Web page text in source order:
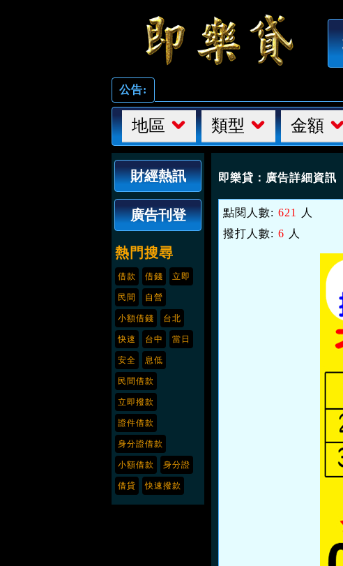
「
公告:
地區 類型 金額
財經熱訊
廣告刊登
熱門搜尋
借款 借錢 立即
民間 自營
小額借錢 台北
快速 台中 當日
安全 息低
民間借款
立即撥款
證件借款
身分證借款
小額借款 身分證
借貸 快速撥款
即樂貸： 廣告詳細資訊
點閱人數: 621
人
撥打人數: 6 人